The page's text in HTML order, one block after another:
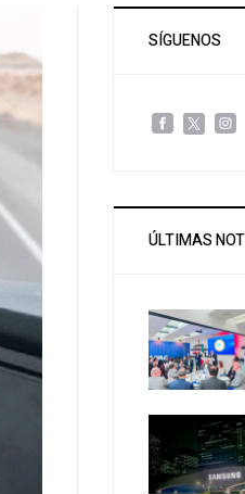
SÍGUENOS
ÚLTIMAS